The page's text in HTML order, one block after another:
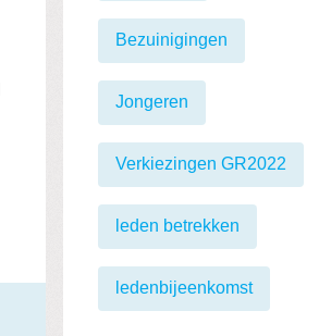
Bezuinigingen
Jongeren
Verkiezingen GR2022
leden betrekken
ledenbijeenkomst